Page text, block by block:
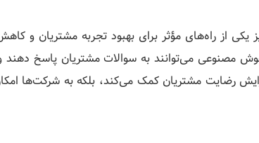
از راه‌های مؤثر برای بهبود تجربه مشتریان و
مصنوعی می‌توانند به سوالات مشتریان پاسخ
رضایت مشتریان کمک می‌کند، بلکه به شرکت‌ها